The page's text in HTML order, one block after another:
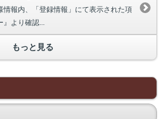
情報内、「登録情報」にて表示された項
』より確認...
もっと見る